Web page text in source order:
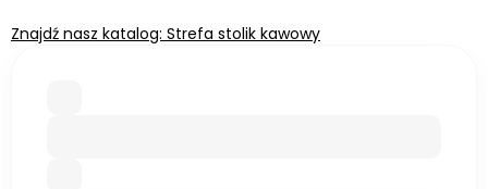
Znajdź nasz katalog: Strefa stolik kawowy